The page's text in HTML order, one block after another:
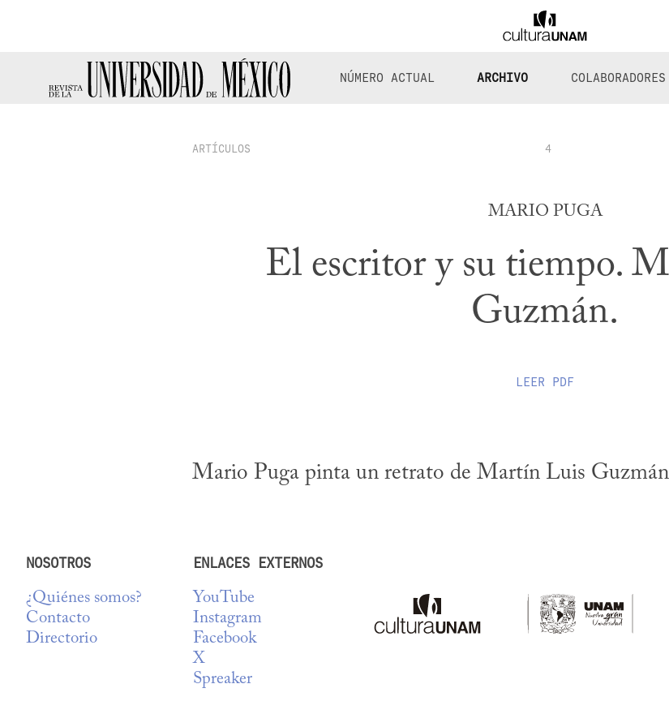
NÚMERO ACTUAL ARCHIVO COLABORADORES
ARTÍCULOS 4
MARIO PUGA
El escritor y su tiempo.
Guzmán.
LEER PDF
Mario Puga pinta un retrato de Martín Luis
NOSOTROS
¿Quiénes somos?
Contacto
Directorio
ENLACES EXTERNOS
YouTube
Instagram
Facebook
X
Spreaker